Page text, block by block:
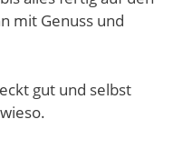
mit Genuss und
gut und selbst